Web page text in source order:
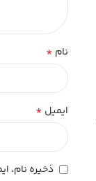
نام *
ایمیل *
ذخیره نام،